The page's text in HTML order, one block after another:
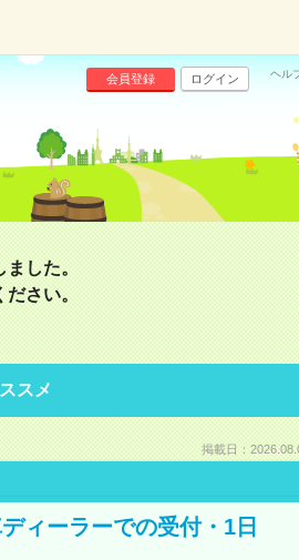
会員登録 ログイン ヘル
ました。
ださい。
スメ
掲載日：
ィーラーでの受付・1日